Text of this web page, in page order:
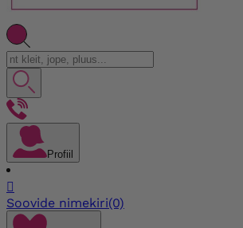
Profiil

Soovide nimekiri(0)